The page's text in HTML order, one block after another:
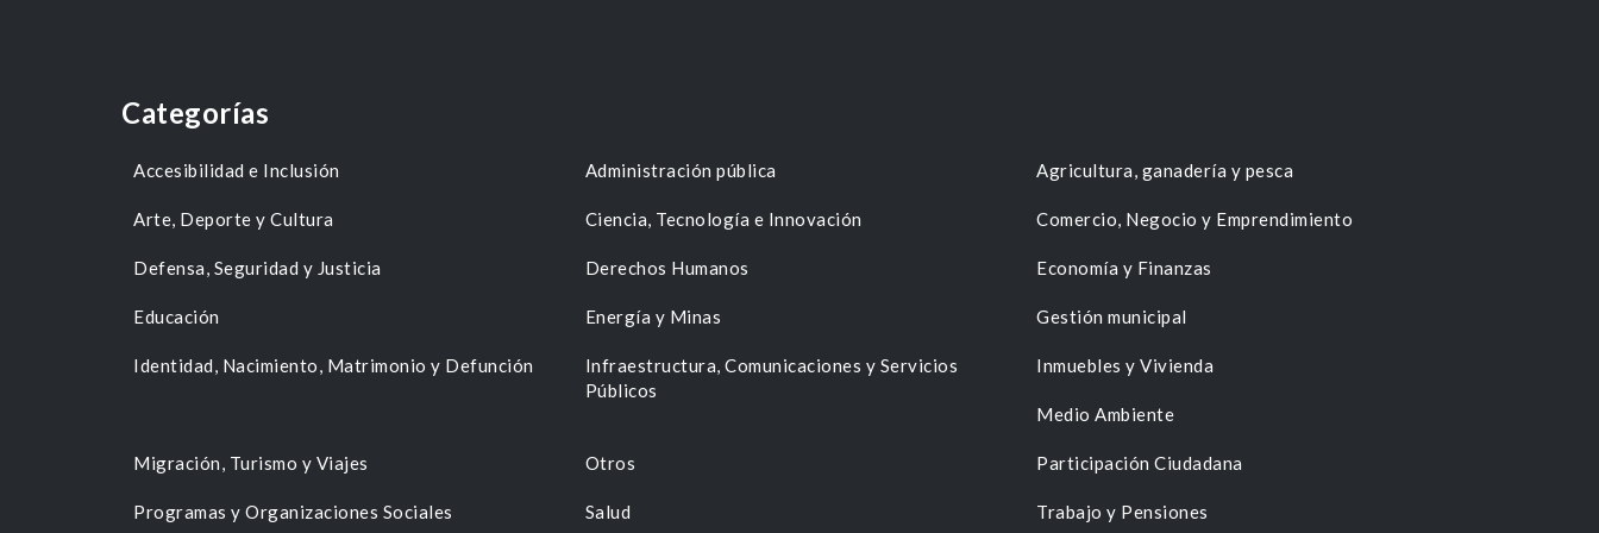
Categorías
Accesibilidad e Inclusión Administración pública Agricultura, ganadería y pesca
Arte, Deporte y Cultura Ciencia, Tecnología e Innovación Comercio, Negocio y Emprendimiento
Defensa, Seguridad y Justicia Derechos Humanos Economía y Finanzas
Educación Energía y Minas Gestión municipal
Identidad, Nacimiento, Matrimonio y Defunción
Infraestructura, Comunicaciones y Servicios
Públicos
Inmuebles y Vivienda
Medio Ambiente
Migración, Turismo y Viajes Otros Participación Ciudadana
Programas y Organizaciones Sociales Salud Trabajo y Pensiones